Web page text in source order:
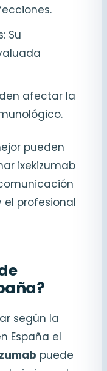
Su
afectar la
pueden
ixekizumab
profesional
según la
España el
puede